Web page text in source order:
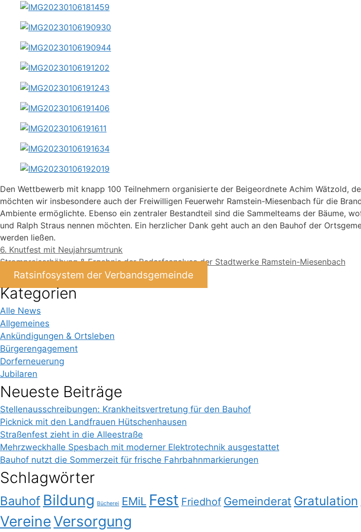
Den Wettbewerb mit knapp 100 Teilnehmern organisierte der Beigeordnete Achim Wätzold,
möchten wir insbesondere auch der Freiwilligen Feuerwehr Ramstein-Miesenbach für die
Ambiente ermöglichte. Ebenso ein zentraler Bestandteil sind die Sammelteams der Bäume,
und Ralph Straus nennen möchten. Ein herzlicher Dank geht auch an den Bauhof der
werden ließen.
6. Knutfest mit Neujahrsumtrunk
Strompreiserhöhung & Ergebnis der Bedarfsanalyse der Stadtwerke Ramstein-Miesenbach
Ratsinfosystem der Verbandsgemeinde
Kategorien
Alle News
Allgemeines
Ankündigungen & Ortsleben
Bürgerengagement
Dorferneuerung
Jubilaren
Neueste Beiträge
Stellenausschreibungen: Krankheitsvertretung für den Bauhof
Picknick mit den Landfrauen Hütschenhausen
Straßenfest zieht in die Alleestraße
Mehrzweckhalle Spesbach mit moderner Elektrotechnik ausgestattet
Bauhof nutzt die Sommerzeit für frische Fahrbahnmarkierungen
Schlagwörter
Bauhof Bildung Bücherei EMiL Fest Friedhof Gemeinderat Gratulation
Vereine Versorgung